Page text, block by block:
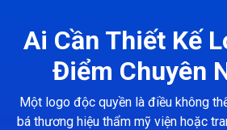
Ai Cần Thiết Kế
Điểm Chuyên
Một logo độc quyền là điều không
bá thương hiệu thẩm mỹ viện hoặc